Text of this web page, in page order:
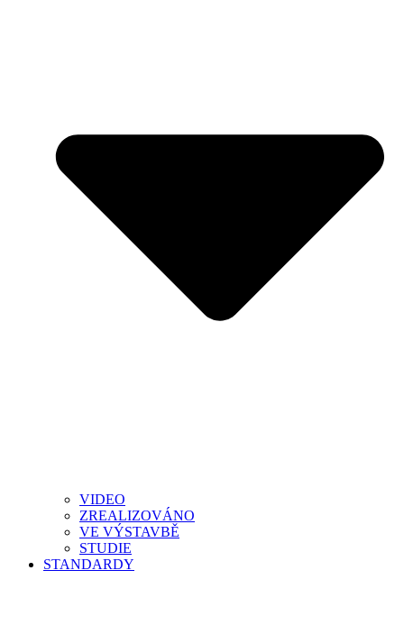
VIDEO
ZREALIZOVÁNO
VE VÝSTAVBĚ
STUDIE
STANDARDY